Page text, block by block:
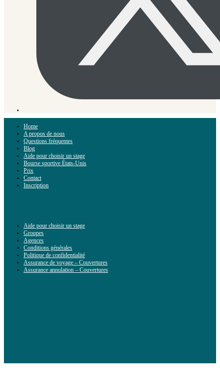
Home
A propos de nous
Questions fréquentes
Blog
Aide pour choisir un stage
Bourse sportive États-Unis
Prix
Contact
Inscription
Aide pour choisir un stage
Groupes
Agences
Conditions générales
Politique de confidentialité
Assurance de voyage – Couvertures
Assurance annulation – Couvertures